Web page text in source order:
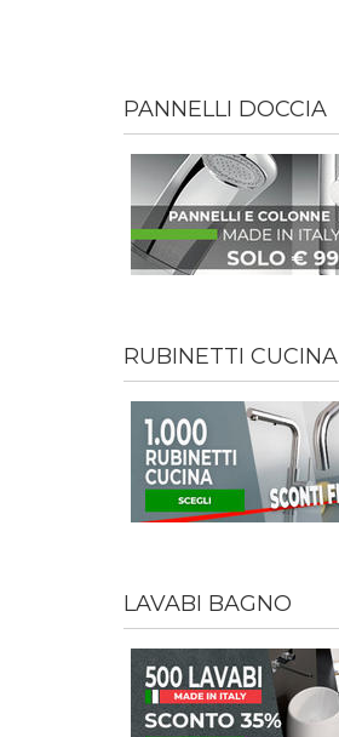
PANNELLI DOCCIA
RUBINETTI CUCINA
LAVABI BAGNO